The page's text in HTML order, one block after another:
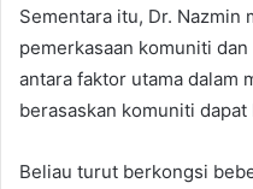
Sementara itu, Dr. Nazmin
pemerkasaan komuniti
antara faktor utama dalam
berasaskan komuniti
Beliau turut berkongsi